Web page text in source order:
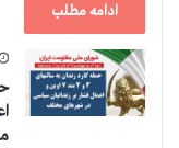
ادامه مطلب